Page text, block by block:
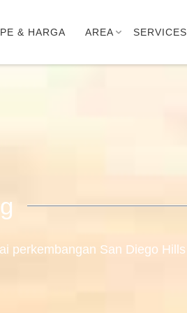
& HARGA AREA SERVICES
perkembangan San Diego Hills